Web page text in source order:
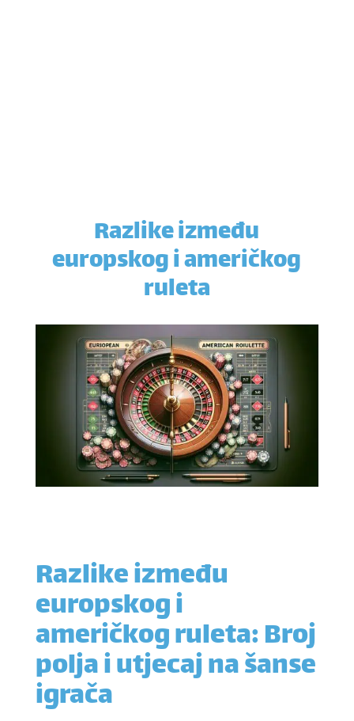
Razlike između
europskog i američkog
ruleta
Razlike između
europskog i
američkog ruleta: Broj
polja i utjecaj na šanse
igrača